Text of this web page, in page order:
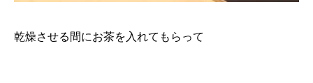
乾燥させる間にお茶を入れてもらって